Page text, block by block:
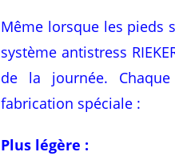
Même lorsque les pieds
système antistress
de la journée.
fabrication spéciale :
Plus légère :